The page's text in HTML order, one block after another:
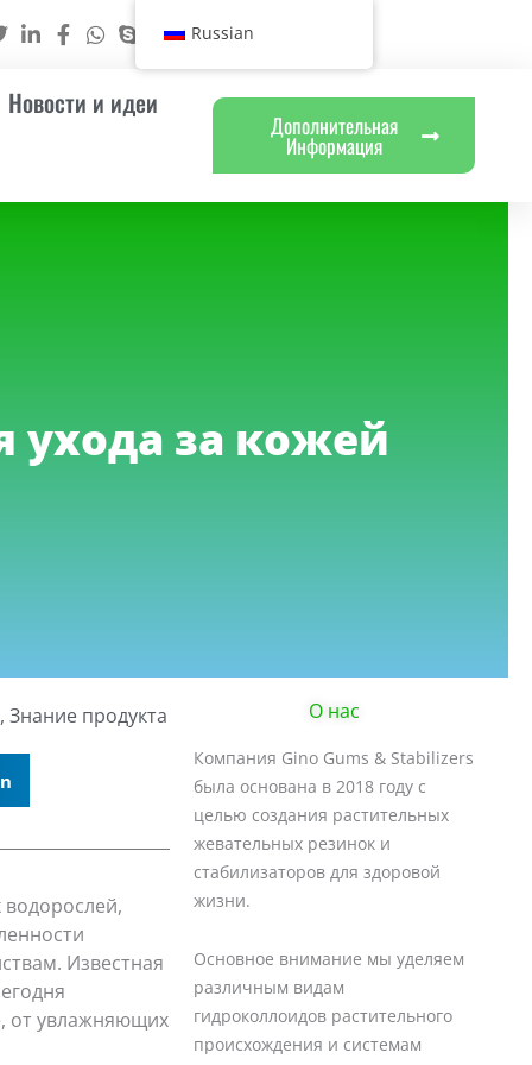
Новости и идеи
Дополнительная
Информация
ухода за кожей
, Знание продукта
Известная
от увлажняющих
О нас
Компания Gino Gums & Stabilizers
была основана в 2018 году с
целью создания растительных
жевательных резинок и
стабилизаторов для здоровой
жизни.
Основное внимание мы уделяем
различным видам
гидроколлоидов растительного
происхождения и системам
Russian